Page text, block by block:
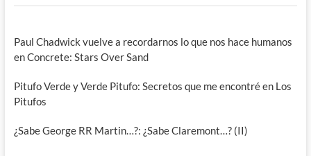
Paul Chadwick vuelve a recordarnos lo que nos hace humanos
en Concrete: Stars Over Sand
Pitufo Verde y Verde Pitufo: Secretos que me encontré en Los
Pitufos
¿Sabe George RR Martin…?: ¿Sabe Claremont…? (II)